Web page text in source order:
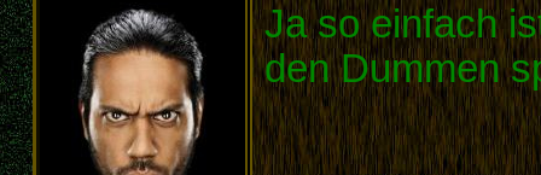
Ja so einfach
den Dummen